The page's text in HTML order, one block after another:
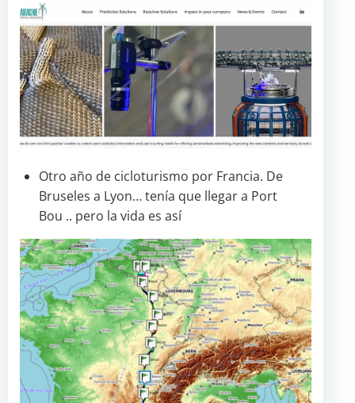
Otro año de cicloturismo por Francia. De
Bruseles a Lyon… tenía que llegar a Port
Bou .. pero la vida es así